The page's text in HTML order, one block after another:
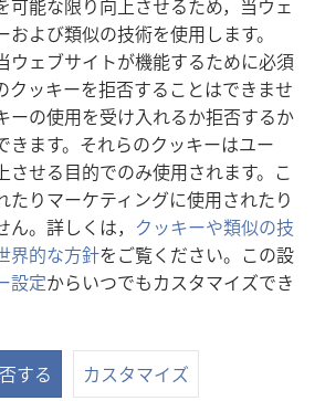
可能な限り向上させるため，当ウェ
よび類似の技術を使用します。
ウェブサイトが機能するために必須
クッキーを拒否することはできませ
ーの使用を受け入れるか拒否するか
きます。それらのクッキーはユー
させる目的でのみ使用されます。こ
たりマーケティングに使用されたり
。詳しくは， クッキーや類似の技
界的な方針をご覧ください。この設
設定からいつでもカスタマイズでき
する カスタマイズ
イン・ライブラリー
®